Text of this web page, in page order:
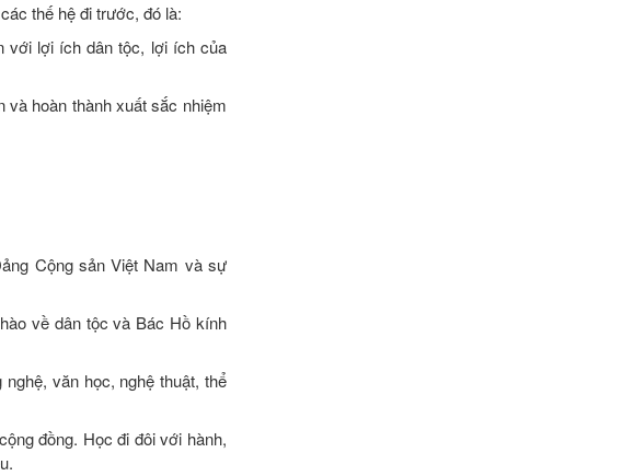
thế hệ đi trước, đó là:
với lợi ích dân tộc, lợi ích của
và hoàn thành xuất sắc nhiệm
Cộng sản Việt Nam và sự
về dân tộc và Bác Hồ kính
văn học, nghệ thuật, thể
đồng. Học đi đôi với hành,